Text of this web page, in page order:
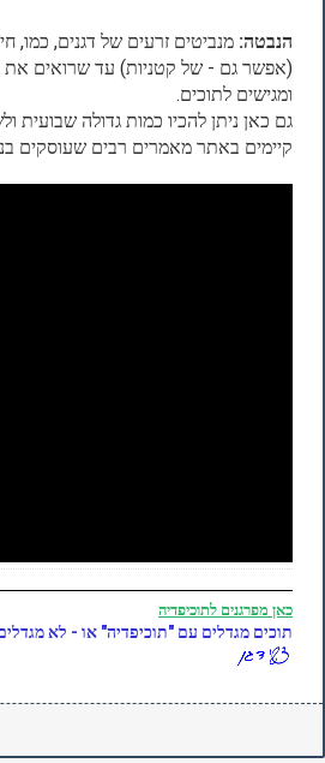
הנבטה: מנביטים זרעים של דגנים, כמו,
(אפשר גם - של קטניות) עד שרואים את
ומגישים לתוכים.
גם כאן ניתן להכיו כמות גדולה שבועית
קיימים באתר מאמרים רבים שעוסקים
כאן מפרגנים לתוכיפדיה
תוכים מגדלים עם "תוכיפדיה" או - לא